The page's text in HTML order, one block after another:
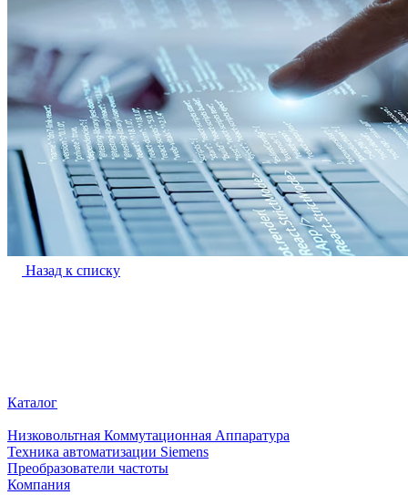
Назад к списку
Каталог
Низковольтная Коммутационная Аппаратура
Техника автоматизации Siemens
Преобразователи частоты
Компания